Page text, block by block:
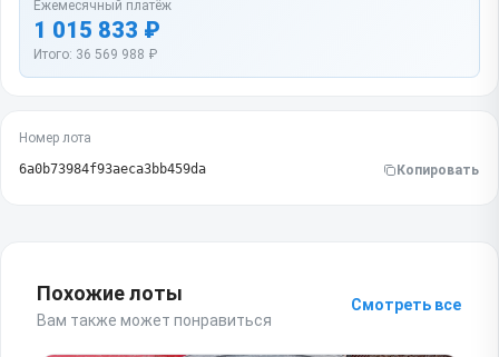
Ежемесячный платёж
1 015 833 ₽
Итого: 36 569 988 ₽
Номер лота
6a0b73984f93aeca3bb459da Копировать
Похожие лоты
Вам также может понравиться
Смотреть все